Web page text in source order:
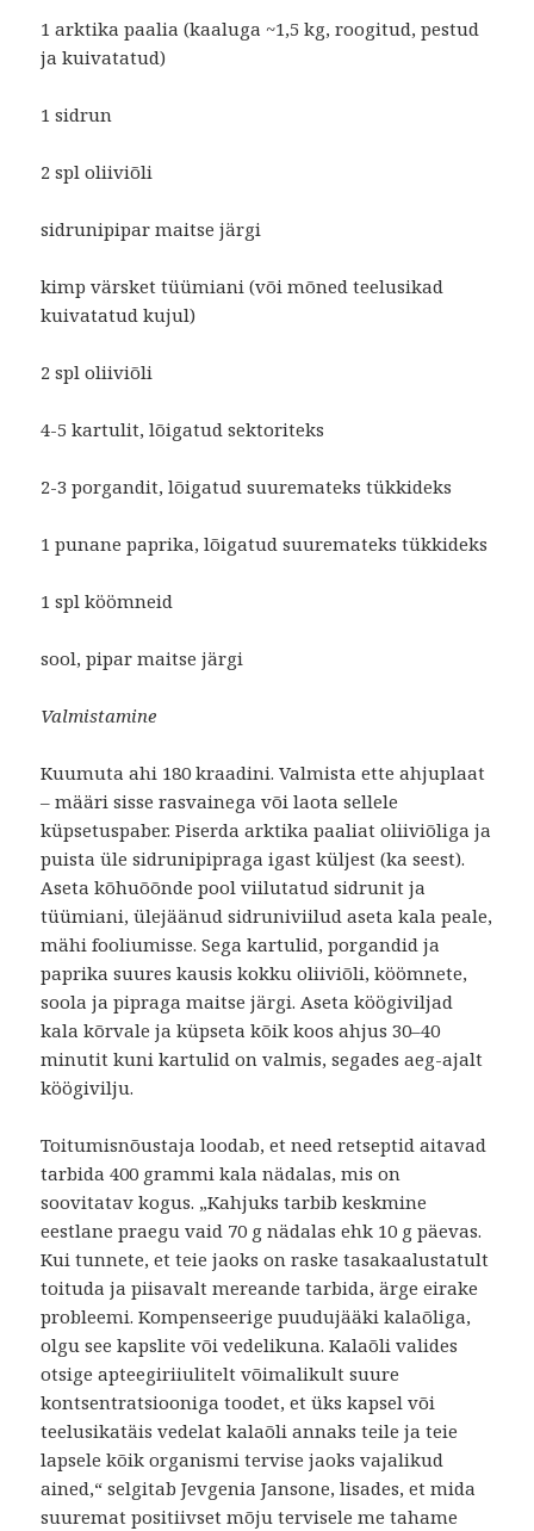
1 arktika paalia (kaaluga ~1,5 kg, roogitud, pestud
ja kuivatatud)
1 sidrun
2 spl oliiviõli
sidrunipipar maitse järgi
kimp värsket tüümiani (või mõned teelusikad
kuivatatud kujul)
2 spl oliiviõli
4-5 kartulit, lõigatud sektoriteks
2-3 porgandit, lõigatud suuremateks tükkideks
1 punane paprika, lõigatud suuremateks tükkideks
1 spl köömneid
sool, pipar maitse järgi
Valmistamine
Kuumuta ahi 180 kraadini. Valmista ette ahjuplaat
– määri sisse rasvainega või laota sellele
küpsetuspaber. Piserda arktika paaliat oliiviõliga ja
puista üle sidrunipipraga igast küljest (ka seest).
Aseta kõhuõõnde pool viilutatud sidrunit ja
tüümiani, ülejäänud sidruniviilud aseta kala peale,
mähi fooliumisse. Sega kartulid, porgandid ja
paprika suures kausis kokku oliiviõli, köömnete,
soola ja pipraga maitse järgi. Aseta köögiviljad
kala kõrvale ja küpseta kõik koos ahjus 30–40
minutit kuni kartulid on valmis, segades aeg-ajalt
köögivilju.
Toitumisnõustaja loodab, et need retseptid aitavad
tarbida 400 grammi kala nädalas, mis on
soovitatav kogus. „Kahjuks tarbib keskmine
eestlane praegu vaid 70 g nädalas ehk 10 g päevas.
Kui tunnete, et teie jaoks on raske tasakaalustatult
toituda ja piisavalt mereande tarbida, ärge eirake
probleemi. Kompenseerige puudujääki kalaõliga,
olgu see kapslite või vedelikuna. Kalaõli valides
otsige apteegiriiulitelt võimalikult suure
kontsentratsiooniga toodet, et üks kapsel või
teelusikatäis vedelat kalaõli annaks teile ja teie
lapsele kõik organismi tervise jaoks vajalikud
ained,“ selgitab Jevgenia Jansone, lisades, et mida
suuremat positiivset mõju tervisele me tahame